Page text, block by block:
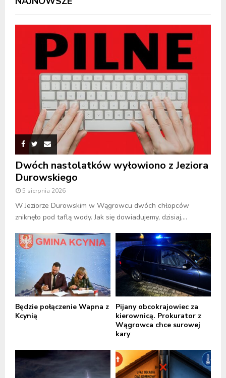
Dwóch nastolatków wyłowiono z Jeziora
Durowskiego
5 sierpnia 2026
W Jeziorze Durowskim w Wągrowcu dwóch chłopców
zniknęło pod taflą wody. Jak się dowiadujemy, dzisiaj,...
Będzie połączenie Wapna z
Kcynią
Pijany obcokrajowiec za
kierownicą. Prokurator z
Wągrowca chce surowej
kary